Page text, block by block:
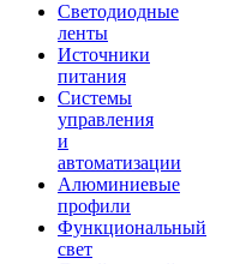
Светодиодные
ленты
Источники
питания
Системы
управления
и
автоматизации
Алюминиевые
профили
Функциональный
свет